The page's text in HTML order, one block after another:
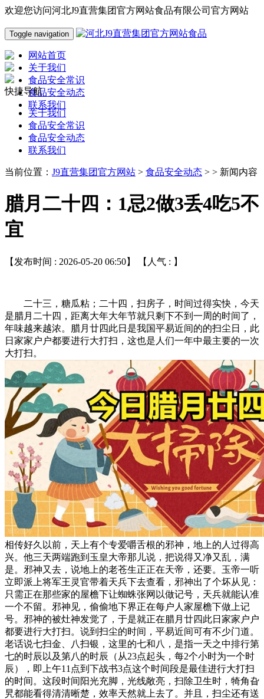
欢迎您访问河北J9直营集团官方网站食品有限公司官方网站
Toggle navigation
网站首页
关于我们
食品安全常识
食品安全动态
联系我们
快捷导航
关于我们
食品安全常识
食品安全动态
联系我们
当前位置： J9直营集团官方网站 > 食品安全动态 > > 新闻内容
腊月二十四：1忌2做3丢4吃5不
宜
【发布时间 : 2026-05-20 06:50】 【人气 : 】
二十三，糖瓜粘；二十四，扫房子，时间过得实快，今天
是腊月二十四，距离大年大年节就只剩下不到一周的时间了，
年味越来越浓。腊月廿四此日是我国平易近间的的扫尘日，此
日家家户户都要进行大打扫，这也是人们一年中最主要的一次
大打扫。
相传好久以前，天上有个专爱嚼舌根的邪神，地上的人过得高
兴。他三天两端跑到玉皇大帝那儿说，把说得又净又乱，满
是。邪神又去，说地上的老苍生正正在天帝，还要。玉帝一听
立即派上将军王灵官带着天兵下去查看，邪神出了个坏从见：
只需正在那些家的屋檐下让蜘蛛张网以做记号，天兵就能认准
一个不留。邪神见，偷偷地下界正在每户人家屋檐下做上记
号。邪神的被灶神发觉了，于是就正在腊月廿四此日家家户户
都要进行大打扫。说到扫尘的时间，平易近间可有不少门道。
老话说七扫金、八扫银，这里的七和八，是指一天之中排行第
七的时辰以及第八的时辰（从23点起头，每2个小时为一个时
辰），即上午11点到下战书3点这个时间段是最佳进行大打扫
的时间。这段时间阳光充脚，光线敞亮，扫除卫生时，犄角旮
旯都能看得清清晰楚，效率天然就上去了。并且，扫尘还有送